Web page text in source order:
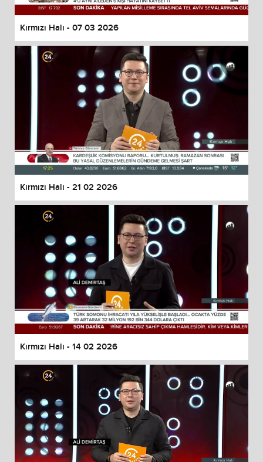
Kırmızı Halı - 07 03 2026
Kırmızı Halı - 21 02 2026
Kırmızı Halı - 14 02 2026